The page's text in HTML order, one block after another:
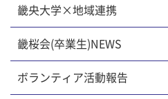
畿央大学×地域連携
畿桜会(卒業生)NEWS
ボランティア活動報告